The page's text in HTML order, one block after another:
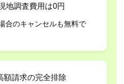
地調査費用は0円
合のキャンセルも無料で
額請求の完全排除